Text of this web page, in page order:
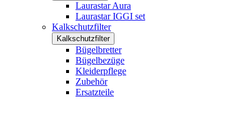
Laurastar Aura
Laurastar IGGI set
Kalkschutzfilter
Kalkschutzfilter
Bügelbretter
Bügelbezüge
Kleiderpflege
Zubehör
Ersatzteile